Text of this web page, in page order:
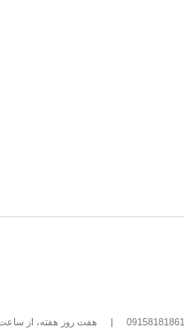
09158181861
| هفت روز هفته، از ساعت 9 صبح الی 8